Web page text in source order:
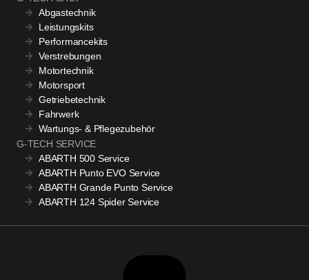
Abgastechnik
Leistungskits
Performancekits
Verstrebungen
Motortechnik
Motorsport
Getriebetechnik
Fahrwerk
Wartungs- & Pflegezubehör
G-TECH SERVICE
ABARTH 500 Service
ABARTH Punto EVO Service
ABARTH Grande Punto Service
ABARTH 124 Spider Service